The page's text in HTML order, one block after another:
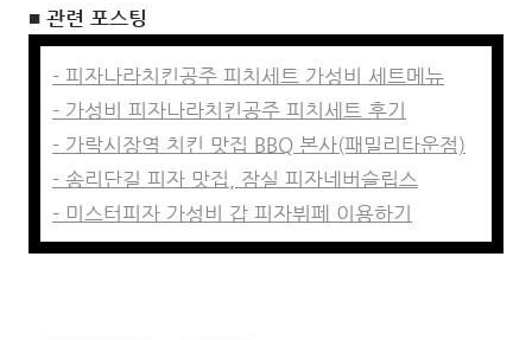
■ 관련 포스팅
- 피자나라치킨공주 피치세트 가성비 세트메뉴
- 가성비 피자나라치킨공주 피치세트 후기
- 가락시장역 치킨 맛집 BBQ 본사(패밀리타운점)
- 송리단길 피자 맛집, 잠실 피자네버슬립스
- 미스터피자 가성비 갑 피자뷔페 이용하기